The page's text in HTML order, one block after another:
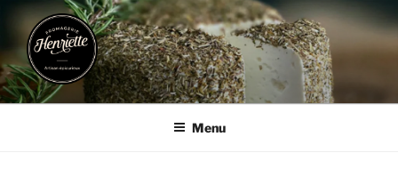
Aller
contenu
principal
FROMAGERIE HENRIETTE
Artisan Epicurieux
Menu